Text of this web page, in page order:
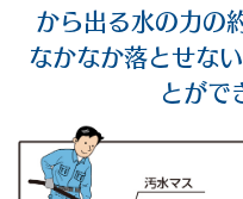
から出る水の力の
なかなか落とせな
とがで